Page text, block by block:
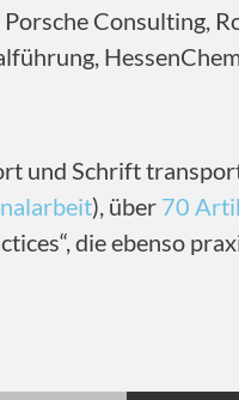
Consulting,
und Schrift
), über 70
die ebenso